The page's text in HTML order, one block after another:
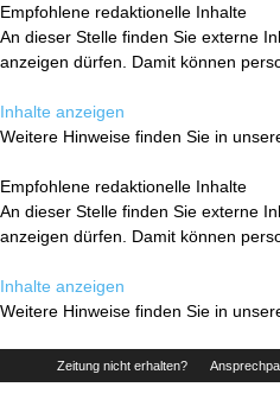
Empfohlene redaktionelle Inhalte
An dieser Stelle finden Sie externe
anzeigen dürfen. Damit können
Inhalte anzeigen
Weitere Hinweise finden Sie in
Empfohlene redaktionelle Inhalte
An dieser Stelle finden Sie externe
anzeigen dürfen. Damit können
Inhalte anzeigen
Weitere Hinweise finden Sie in
Zeitung nicht erhalten?